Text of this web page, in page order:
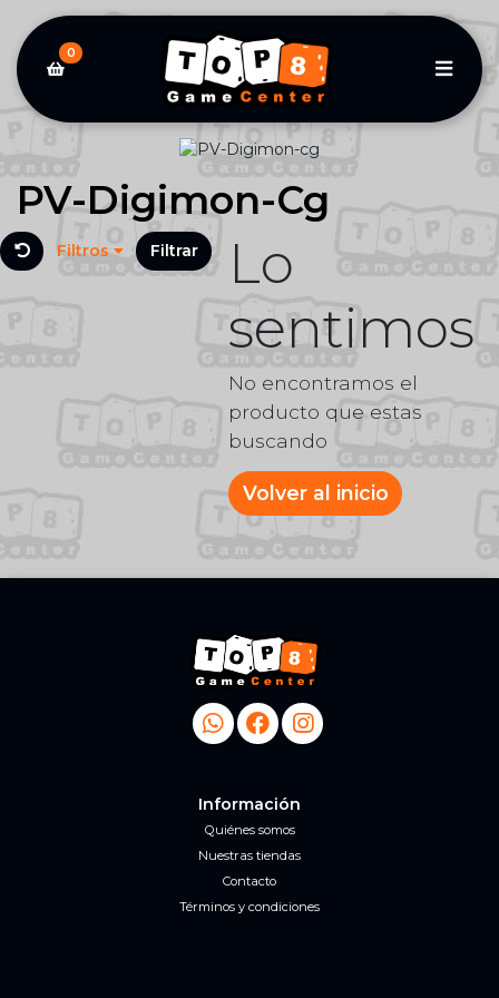
0
PV-Digimon-Cg
Filtros Filtrar
Lo
sentimos
No encontramos el
producto que estas
buscando
Volver al inicio
Información
Quiénes somos
Nuestras tiendas
Contacto
Términos y condiciones